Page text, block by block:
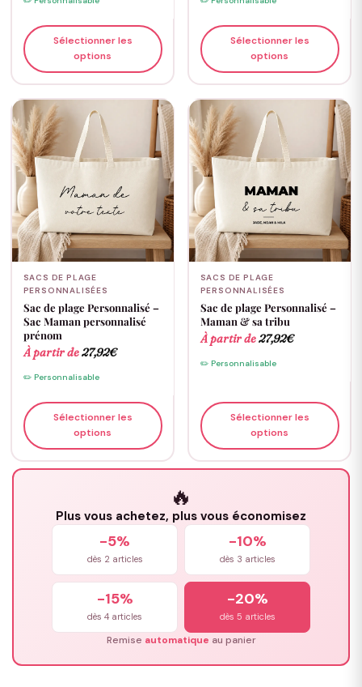
Sélectionner les
options
Sélectionner les
options
SACS DE PLAGE
PERSONNALISÉES
Sac de plage Personnalisé –
Sac Maman personnalisé
prénom
À partir de27,92€
✏️ Personnalisable
Sélectionner les
options
SACS DE PLAGE
PERSONNALISÉES
Sac de plage Personnalisé –
Maman & sa tribu
À partir de27,92€
✏️ Personnalisable
Sélectionner les
options
🔥
Plus vous achetez, plus vous économisez
-5%
dès 2 articles
-10%
dès 3 articles
-15%
dès 4 articles
-20%
dès 5 articles
Remise automatique au panier